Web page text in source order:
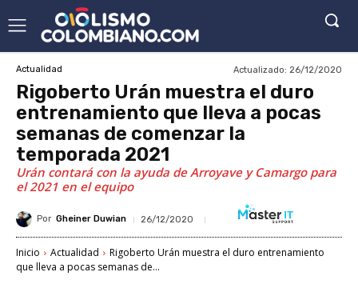
Actualidad Actualizado: 26/12/2020
Rigoberto Urán muestra el duro
entrenamiento que lleva a pocas
semanas de comenzar la
temporada 2021
Urán contará con la ayuda de Arroyave y Camargo para
el 2021 en el equipo
Por Gheiner Duwian 26/12/2020
Inicio Actualidad
Rigoberto Urán muestra el duro entrenamiento
que lleva a pocas semanas de...